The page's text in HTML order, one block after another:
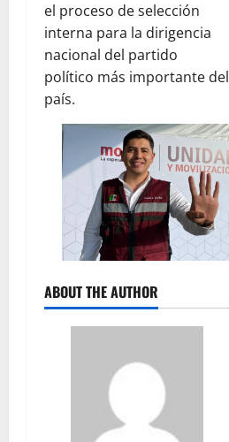
el proceso de selección
interna para la dirigencia
nacional del partido
político más importante del
país.
ABOUT THE AUTHOR